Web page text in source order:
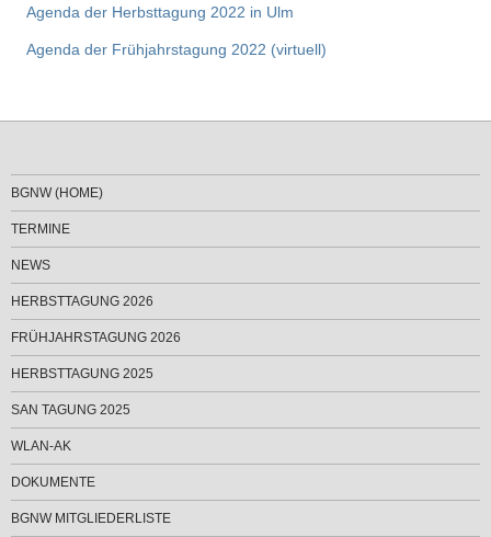
Agenda der Herbsttagung 2022 in Ulm
Agenda der Frühjahrstagung 2022 (virtuell)
BGNW (HOME)
TERMINE
NEWS
HERBSTTAGUNG 2026
FRÜHJAHRSTAGUNG 2026
HERBSTTAGUNG 2025
SAN TAGUNG 2025
WLAN-AK
DOKUMENTE
BGNW MITGLIEDERLISTE